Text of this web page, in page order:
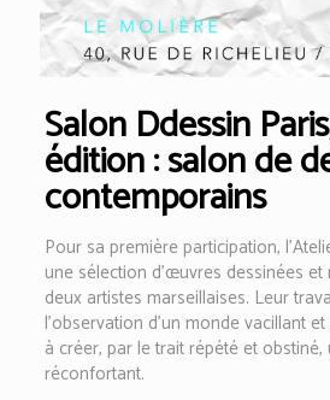
Salon Ddessin
édition : salon de
contemporains
Pour sa première participation,
une sélection d’œuvres dessinées et
deux artistes marseillaises. Leur
l’observation d’un monde vacillant
à créer, par le trait répété et
réconfortant.